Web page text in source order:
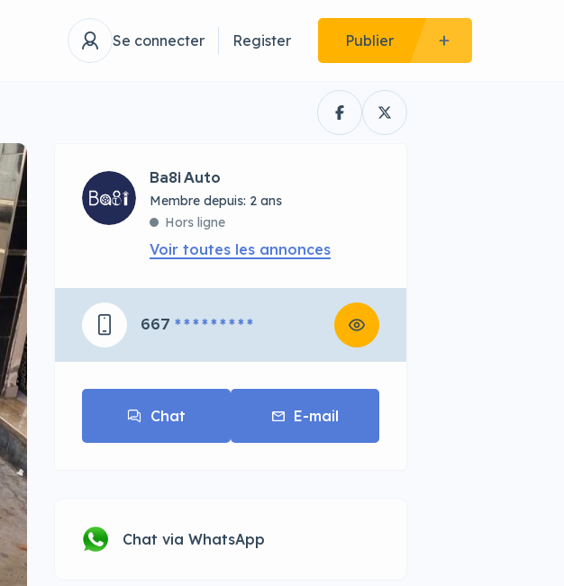
Se connecter Register Publier
Ba8i Auto
Membre depuis: 2 ans
Hors ligne
Voir toutes les annonces
667 * * * * * * * * *
Chat E-mail
Chat via WhatsApp